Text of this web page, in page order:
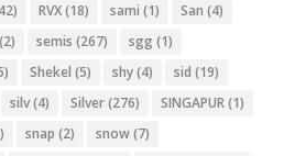
RVX(18) sami (1) San (4)
(2) semis (267) sgg (1)
Shekel (5) shy(4) sid (19)
silv(4) Silver(276) SINGAPUR(1)
snap (2) snow(7)